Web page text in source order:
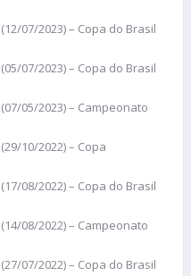
07/2023) – Copa do Brasil
07/2023) – Copa do Brasil
05/2023) – Campeonato
10/2022) – Copa
08/2022) – Copa do Brasil
08/2022) – Campeonato
07/2022) – Copa do Brasil